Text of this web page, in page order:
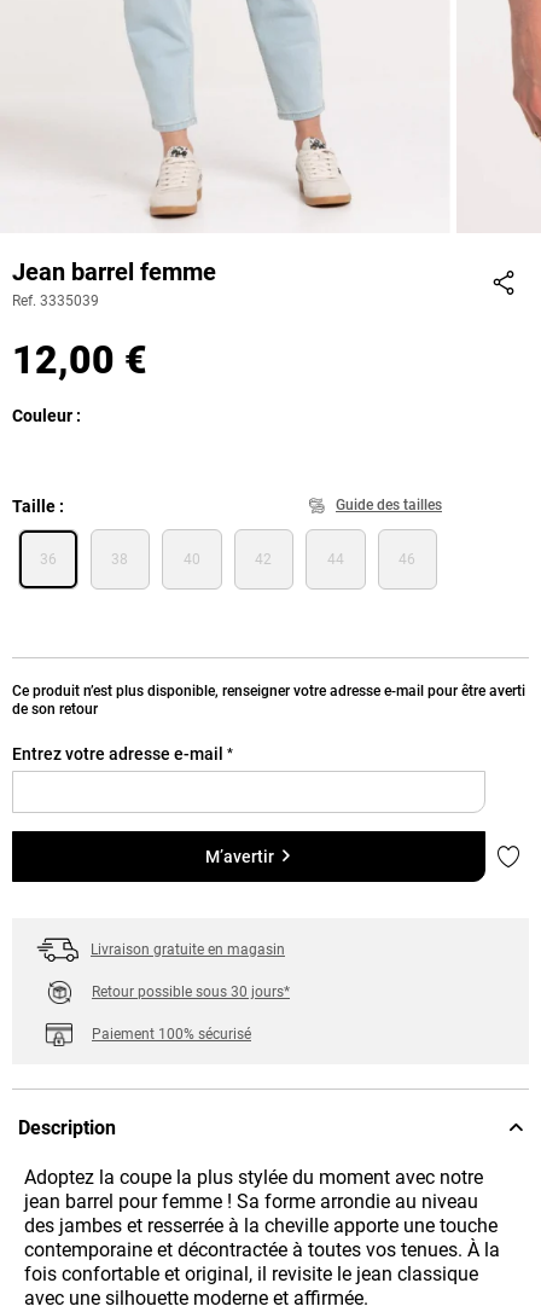
Jean barrel femme
Ref. 3335039
12,00 €
Couleur
Taille Guide des tailles
36 38 40 42 44 46
Ce produit n’est plus disponible, renseigner votre adresse e-mail pour être averti
de son retour
Entrez votre adresse e-mail *
M’avertir
Livraison gratuite en magasin
Retour possible sous 30 jours*
Paiement 100% sécurisé
Description
Adoptez la coupe la plus stylée du moment avec notre
jean barrel pour femme ! Sa forme arrondie au niveau
des jambes et resserrée à la cheville apporte une touche
contemporaine et décontractée à toutes vos tenues. À la
fois confortable et original, il revisite le jean classique
avec une silhouette moderne et affirmée.